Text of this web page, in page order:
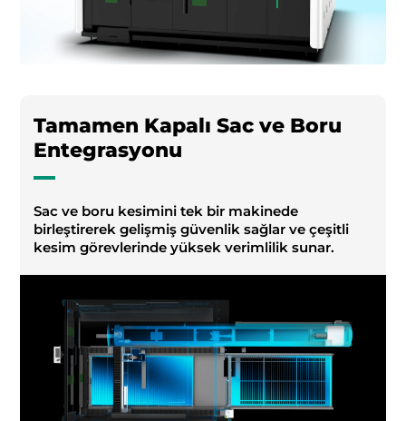
Tamamen Kapalı Sac ve Boru
Entegrasyonu
Sac ve boru kesimini tek bir makinede
birleştirerek gelişmiş güvenlik sağlar ve çeşitli
kesim görevlerinde yüksek verimlilik sunar.